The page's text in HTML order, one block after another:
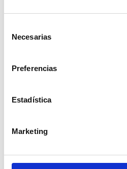
Necesarias
Preferencias
Estadística
Marketing